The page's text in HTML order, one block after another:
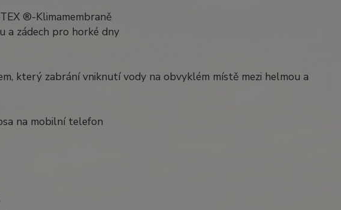
®-Klimamembraně
a zádech pro horké dny
který zabrání vniknutí vody na obvyklém místě mezi helmou a
na mobilní telefon